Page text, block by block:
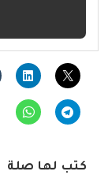
كتب لها صلة